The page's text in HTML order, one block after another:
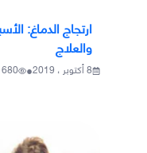
ارتجاج الدماغ:
والعلاج
8 أكتوبر ، 2019 •
680